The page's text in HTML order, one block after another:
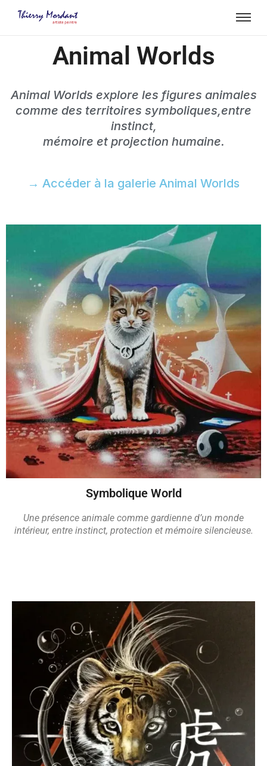
Animal Worlds
Animal Worlds explore les figures animales
comme des territoires symboliques,entre
instinct,
mémoire et projection humaine.
→ Accéder à la galerie Animal Worlds
Symbolique World
Une présence animale comme gardienne d’un monde
intérieur, entre instinct, protection et mémoire silencieuse.